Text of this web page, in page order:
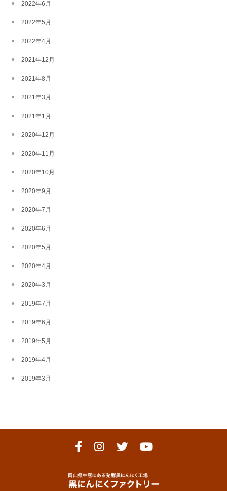
2022年6月
2022年5月
2022年4月
2021年12月
2021年8月
2021年3月
2021年1月
2020年12月
2020年11月
2020年10月
2020年9月
2020年7月
2020年6月
2020年5月
2020年4月
2020年3月
2019年7月
2019年6月
2019年5月
2019年4月
2019年3月